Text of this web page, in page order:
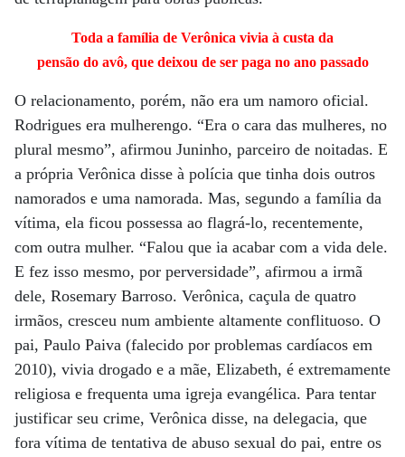
Toda a família de Verônica vivia à custa da
pensão do avô, que deixou de ser paga no ano passado
O relacionamento, porém, não era um namoro oficial.
Rodrigues era mulherengo. “Era o cara das mulheres, no
plural mesmo”, afirmou Juninho, parceiro de noitadas. E
a própria Verônica disse à polícia que tinha dois outros
namorados e uma namorada. Mas, segundo a família da
vítima, ela ficou possessa ao flagrá-lo, recentemente,
com outra mulher. “Falou que ia acabar com a vida dele.
E fez isso mesmo, por perversidade”, afirmou a irmã
dele, Rosemary Barroso. Verônica, caçula de quatro
irmãos, cresceu num ambiente altamente conflituoso. O
pai, Paulo Paiva (falecido por problemas cardíacos em
2010), vivia drogado e a mãe, Elizabeth, é extremamente
religiosa e frequenta uma igreja evangélica. Para tentar
justificar seu crime, Verônica disse, na delegacia, que
fora vítima de tentativa de abuso sexual do pai, entre os